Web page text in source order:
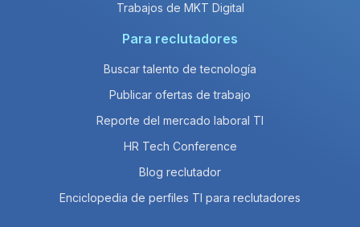
Trabajos de MKT Digital
Para reclutadores
Buscar talento de tecnología
Publicar ofertas de trabajo
Reporte del mercado laboral TI
HR Tech Conference
Blog reclutador
Enciclopedia de perfiles TI para reclutadores